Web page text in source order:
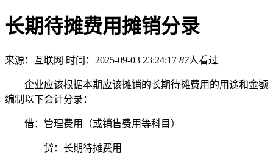
长期待摊费用摊销分录
来源：互联网 时间：2025-09-03 23:24:17 87人看过
企业应该根据本期应该摊销的长期待摊费用的用途和金额
编制以下会计分录：
借：管理费用（或销售费用等科目）
贷：长期待摊费用